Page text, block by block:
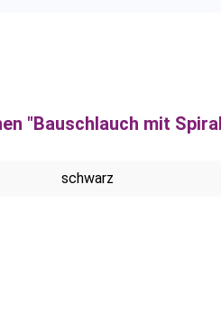
"Bauschlauch mit
schwarz